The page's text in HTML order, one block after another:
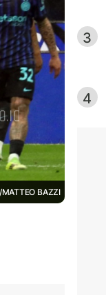
MATTEO BAZZI
3
4